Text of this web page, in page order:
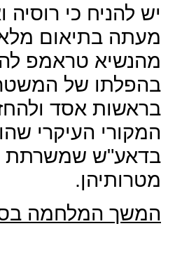
יש להניח כי רוסיה
מעתה בתיאום מלא
מהנשיא טראמפ
בהפלתו של
בראשות אסד
המקורי העיקרי
בדאע"ש שמשרתת
מטרותיהן.
המשך המלחמה